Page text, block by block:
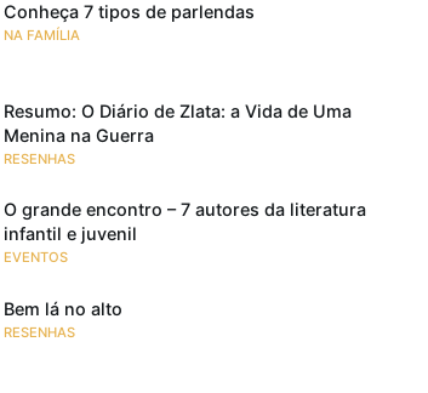
Conheça 7 tipos de parlendas
NA FAMÍLIA
Resumo: O Diário de Zlata: a Vida de Uma
Menina na Guerra
RESENHAS
O grande encontro – 7 autores da literatura
infantil e juvenil
EVENTOS
Bem lá no alto
RESENHAS